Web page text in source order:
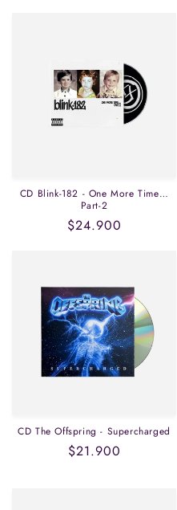
CD Blink-182 - One More Time…
Part-2
Precio
$24.900
CD The Offspring - Supercharged
Precio
$21.900